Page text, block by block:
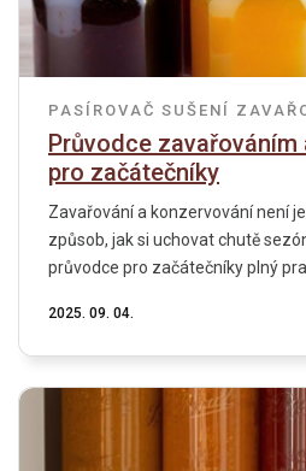
PASÍROVAČ SUŠENÍ
Průvodce
pro začátečníky
Zavařování a konzervování není
způsob, jak si uchovat chutě
průvodce pro začátečníky plný
2025. 09. 04.